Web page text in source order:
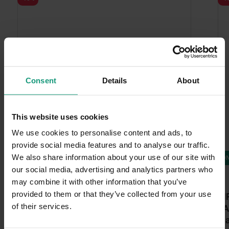
Consent Details About
This website uses cookies
We use cookies to personalise content and ads, to
provide social media features and to analyse our traffic.
We also share information about your use of our site with
our social media, advertising and analytics partners who
may combine it with other information that you’ve
provided to them or that they’ve collected from your use
of their services.
DNI KOTA
MR. BANDIT JELLY CHICKEN - kurczak w
galaretce dla kota